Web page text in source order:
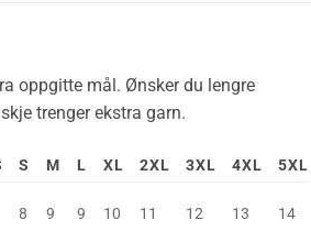
oppgitte mål. Ønsker du lengre
trenger ekstra garn.
S M L XL 2XL 3XL 4XL
5XL
8 9 9 10 11 12 13 14